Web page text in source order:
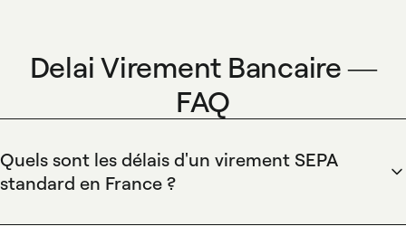
Delai Virement Bancaire —
FAQ
Quels sont les délais d'un virement SEPA
standard en France ?